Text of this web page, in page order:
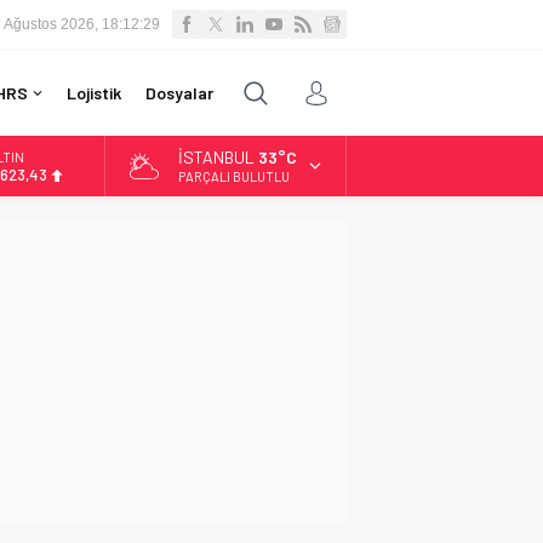
Ağustos 2026, 18:12:30
Lojistik Dosyalar
İSTANBUL 33°C
PARÇALI BULUTLU